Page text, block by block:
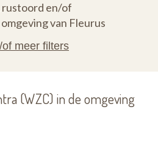
rustoord en/of
van Fleurus
meer filters
(WZC) in de omgeving